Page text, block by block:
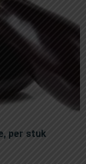
per stuk